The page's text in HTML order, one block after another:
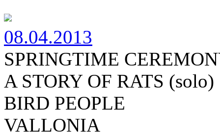
08.04.2013
SPRINGTIME
A STORY OF RATS (solo)
BIRD PEOPLE
VALLONIA